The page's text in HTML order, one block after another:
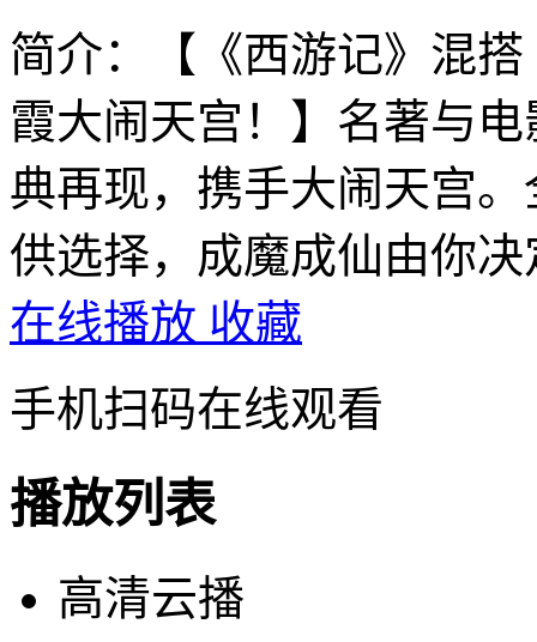
简介：【《西游记》混
霞大闹天宫！】名著与
典再现，携手大闹天宫
供选择，成魔成仙由你决
在线播放 收藏
手机扫码在线观看
播放列表
高清云播